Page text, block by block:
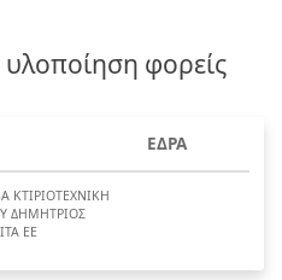
φορείς
ΕΔΡΑ
ΚΤΙΡΙΟΤΕΧΝΙΚΗ
ΔΗΜΗΤΡΙΟΣ
ΕΕ